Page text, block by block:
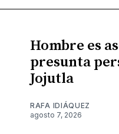
Hombre es
presunta
Jojutla
RAFA IDIÁQUEZ
agosto 7, 2026